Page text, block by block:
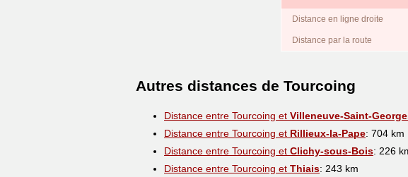
Distance en ligne droite
Distance par la route
Autres distances de Tourcoing
Distance entre Tourcoing et Villeneuve-Saint-
Distance entre Tourcoing et Rillieux-la-Pape: 704 km
Distance entre Tourcoing et Clichy-sous-Bois: 226
Distance entre Tourcoing et Thiais: 243 km